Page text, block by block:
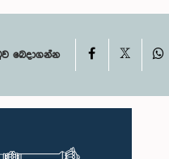
බෙදාගන්න Facebook